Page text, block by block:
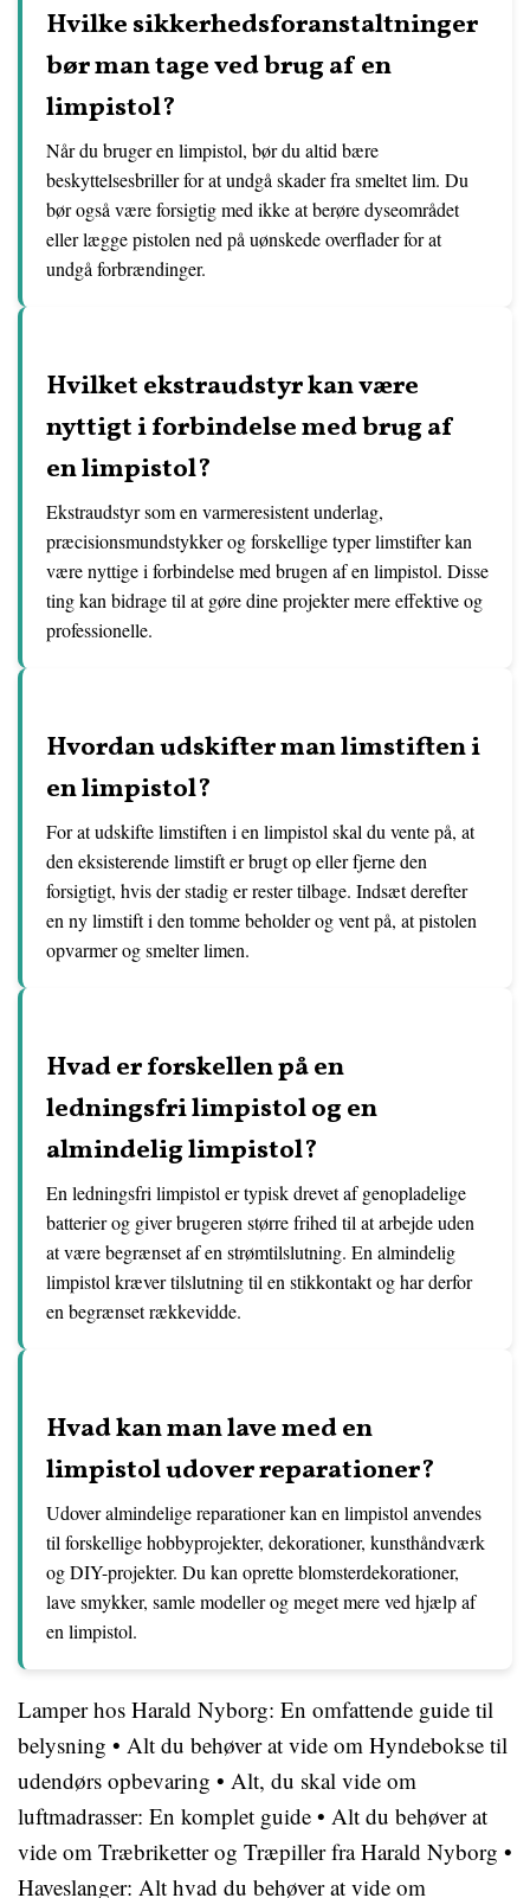
Hvilke sikkerhedsforanstaltninger
bør man tage ved brug af en
limpistol?
Når du bruger en limpistol, bør du altid bære
beskyttelsesbriller for at undgå skader fra smeltet lim. Du
bør også være forsigtig med ikke at berøre dyseområdet
eller lægge pistolen ned på uønskede overflader for at
undgå forbrændinger.
Hvilket ekstraudstyr kan være
nyttigt i forbindelse med brug af
en limpistol?
Ekstraudstyr som en varmeresistent underlag,
præcisionsmundstykker og forskellige typer limstifter kan
være nyttige i forbindelse med brugen af en limpistol. Disse
ting kan bidrage til at gøre dine projekter mere effektive og
professionelle.
Hvordan udskifter man limstiften i
en limpistol?
For at udskifte limstiften i en limpistol skal du vente på, at
den eksisterende limstift er brugt op eller fjerne den
forsigtigt, hvis der stadig er rester tilbage. Indsæt derefter
en ny limstift i den tomme beholder og vent på, at pistolen
opvarmer og smelter limen.
Hvad er forskellen på en
ledningsfri limpistol og en
almindelig limpistol?
En ledningsfri limpistol er typisk drevet af genopladelige
batterier og giver brugeren større frihed til at arbejde uden
at være begrænset af en strømtilslutning. En almindelig
limpistol kræver tilslutning til en stikkontakt og har derfor
en begrænset rækkevidde.
Hvad kan man lave med en
limpistol udover reparationer?
Udover almindelige reparationer kan en limpistol anvendes
til forskellige hobbyprojekter, dekorationer, kunsthåndværk
og DIY-projekter. Du kan oprette blomsterdekorationer,
lave smykker, samle modeller og meget mere ved hjælp af
en limpistol.
Lamper hos Harald Nyborg: En omfattende guide til
belysning • Alt du behøver at vide om Hyndebokse til
udendørs opbevaring • Alt, du skal vide om
luftmadrasser: En komplet guide • Alt du behøver at
vide om Træbriketter og Træpiller fra Harald Nyborg •
Haveslanger: Alt hvad du behøver at vide om